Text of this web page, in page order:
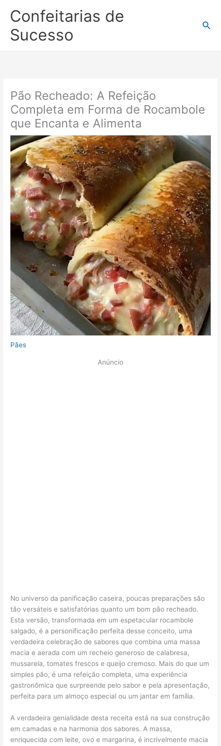
para
conteúdo
Confeitarias de
Sucesso
Pão Recheado: A Refeição
Completa em Forma de Rocambole
que Encanta e Alimenta
Pães
Anúncio
No universo da panificação caseira, poucas preparações são
tão versáteis e satisfatórias quanto um bom pão recheado.
Esta versão, transformada em um espetacular rocambole
salgado, é a personificação perfeita desse conceito, uma
verdadeira celebração de sabores que combina uma massa
macia e aerada com um recheio generoso de calabresa,
mussarela, tomates frescos e queijo cremoso. Mais do que um
simples pão, é uma refeição completa, uma experiência
gastronômica que surpreende pelo sabor e pela apresentação,
perfeita para um almoço especial ou um jantar em família.
A verdadeira genialidade desta receita está na sua construção
em camadas e na harmonia dos sabores. A massa,
enriquecida com leite, ovo e margarina, é incrivelmente macia